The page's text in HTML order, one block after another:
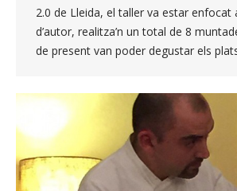
2.0 de Lleida, el taller va estar enfocat
d’autor, realitza’n un total de 8
de present van poder degustar els